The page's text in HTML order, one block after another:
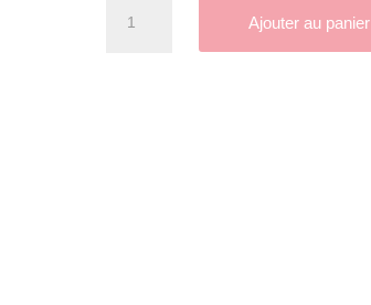
Ajouter au panier